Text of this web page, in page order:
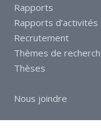
Rapports
Rapports d’activités
Recrutement
Thèmes de
Thèses
Nous joindre